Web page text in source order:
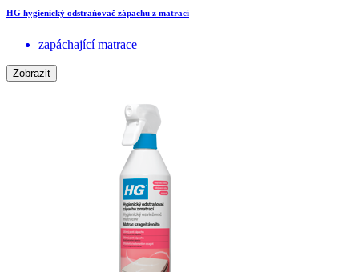
HG hygienický odstraňovač zápachu z matrací
zapáchající matrace
Zobrazit